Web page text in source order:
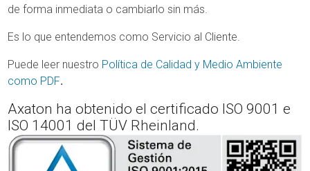
de forma inmediata o cambiarlo sin más.
Es lo que entendemos como Servicio al Cliente.
Puede leer nuestro Política de Calidad y Medio Ambiente
como PDF.
Axaton ha obtenido el certificado ISO 9001 e
ISO 14001 del TÜV Rheinland.